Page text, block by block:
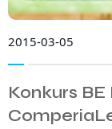
2015-03-05
Konkurs